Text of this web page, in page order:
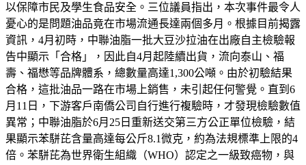
以保障市民及學生食品安全。三位議員指出，本次事件最令人
憂心的是問題油品竟在市場流通長達兩個多月。根據目前揭露
資訊，4月初時，中聯油脂一批大豆沙拉油在出廠自主檢驗報
告中顯示「合格」，因此自4月起陸續出貨，流向泰山、福
壽、福懋等品牌體系，總數量高達1,300公噸。由於初驗結果
合格，這批油品一路在市場上銷售，未引起任何警覺。直到6
月11日，下游客戶南僑公司自行進行複驗時，才發現檢驗數值
異常；中聯油脂於6月25日重新送交第三方公正單位檢驗，結
果顯示苯駢芘含量高達每公斤8.1微克，約為法規標準上限的4
倍。苯駢芘為世界衛生組織（WHO）認定之一級致癌物，與